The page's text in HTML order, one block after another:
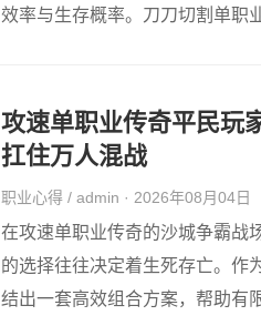
效率与生存概率。刀刀切割单职
攻速单职业传奇平民玩
扛住万人混战
职业心得 / admin · 2026年08月04日
在攻速单职业传奇的沙城争霸战
的选择往往决定着生死存亡。作
结出一套高效组合方案，帮助有